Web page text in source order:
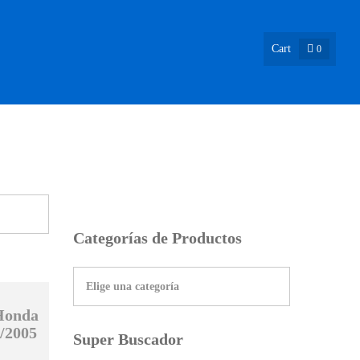
Cart 0
2005
Categorías de Productos
Super Buscador